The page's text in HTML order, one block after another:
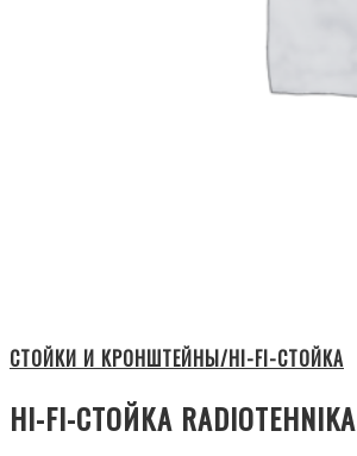
СТОЙКИ И КРОНШТЕЙНЫ/HI-FI-СТОЙКА
HI-FI-СТОЙКА RADIOTEHNIKA